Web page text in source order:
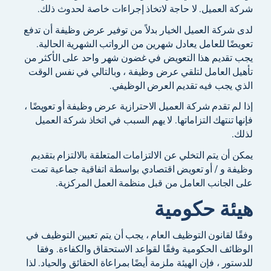
شركة العميل. لا حاجة لاتخاذ إجراءات خاصة لحدوث ذلك.
لدى شركة العميل الخيار بدلاً من توفير عرض وظيفة أن تدفع
تعويضًا للعامل يعادل شهرين من الرواتب الشهرية الحالية.
يجب تقديم هذا التعويض في غضون شهر واحد على الأكثر من
تأهيل العامل لتلقي عرض وظيفة ، وبالتالي في نفس الوقت
الذي يجب فيه تقديم العرض الوظيفي.
إذا لم تقدم شركة العميل الاحترازية عرض وظيفة أو تعويضًا ،
فإنها تنتهك التزاماتها. لا يهم السبب في اتخاذ شركة العميل
لذلك.
يمكن أن يتم التخلي عن الالتزامات المتعلقة بالالتزام بتقديم
وظيفة و / أو تعويض اقتصادي بواسطة اتفاقية جماعية تمت
على الجانب العامل من قبل منظمة العمل المركزية.
هيئة حكومية
وفقًا لقانون التوظيف العام ، يجب أن يتم تعيين التوظيف في
الوظائف الحكومية وفقًا لقواعد الاستحقاق والكفاءة. وفقا
للدستور ، فإن الهيئة ملزمة أيضًا بمراعاة الحقائق والحياد. لذا